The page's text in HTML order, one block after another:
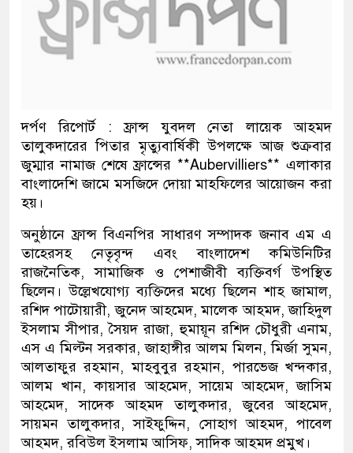
দর্পণ রিপোর্ট : ফ্রান্স যুবদল নেতা লায়েক আহমদ
তালুকদারের পিতার মৃত্যুবার্ষিকী উপলক্ষে আজ শুক্রবার
জুম্মার নামাজ শেষে ফ্রান্সের **Aubervilliers** এলাকার
বাংলাদেশি জামে মসজিদে দোয়া মাহফিলের আয়োজন করা
হয়।
অনুষ্ঠানে ফ্রান্স বিএনপির সাধারণ সম্পাদক জনাব এম এ
তাহেরসহ নেতৃবৃন্দ এবং বাংলাদেশ কমিউনিটির
রাজনৈতিক, সামাজিক ও পেশাজীবী ব্যক্তিবর্গ উপস্থিত
ছিলেন। উল্লেখযোগ্য ব্যক্তিদের মধ্যে ছিলেন শাহ জামাল,
রশিদ পাটোয়ারী, জুনেদ আহমেদ, মালেক আহমদ, জাহিদুল
ইসলাম সীপার, সৈয়দ রাজা, হুমায়ূন রশিদ চৌধুরী এনাম,
এস এ মিল্টন সরকার, জাহাঙ্গীর আলম মিলন, মির্জা সুমন,
আলতাফুর রহমান, মাহবুবুর রহমান, পারভেজ খন্দকার,
আলম খান, কায়সার আহমেদ, সায়েম আহমেদ, জাসিম
আহমেদ, সাদেক আহমদ তালুকদার, জুবের আহমেদ,
সায়মন তালুকদার, সাইফুদ্দিন, সোহাগ আহমদ, পাবেল
আহমদ, রবিউল ইসলাম আসিফ, সাদিক আহমদ প্রমুখ।